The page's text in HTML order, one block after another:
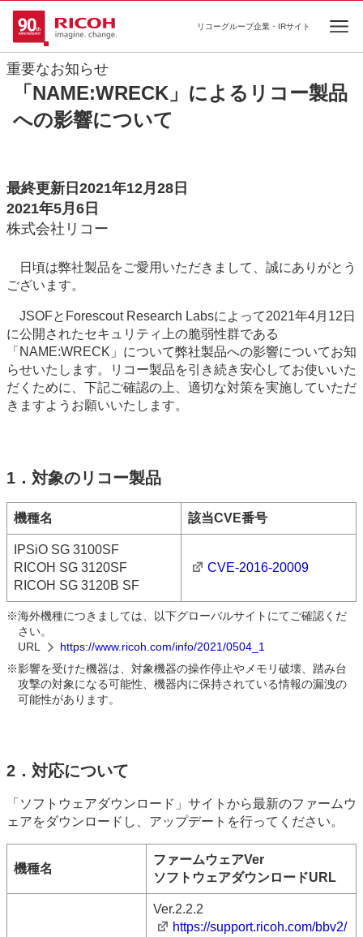
リコーグループ企業・IRサイト
重要なお知らせ
「NAME:WRECK」によるリコー製品
への影響について
最終更新日2021年12月28日
2021年5月6日
株式会社リコー
日頃は弊社製品をご愛用いただきまして、誠にありがとう
ございます。
JSOFとForescout Research Labsによって2021年4月12日
に公開されたセキュリティ上の脆弱性群である
「NAME:WRECK」について弊社製品への影響についてお知
らせいたします。リコー製品を引き続き安心してお使いいた
だくために、下記ご確認の上、適切な対策を実施していただ
きますようお願いいたします。
1．対象のリコー製品
機種名 該当CVE番号
IPSiO SG 3100SF
RICOH SG 3120SF
RICOH SG 3120B SF
CVE-2016-20009
※海外機種につきましては、以下グローバルサイトにてご確認くだ
さい。
URL
https://www.ricoh.com/info/2021/0504_1
※影響を受けた機器は、対象機器の操作停止やメモリ破壊、踏み台
攻撃の対象になる可能性、機器内に保持されている情報の漏洩の
可能性があります。
2．対応について
「ソフトウェアダウンロード」サイトから最新のファームウ
ェアをダウンロードし、アップデートを行ってください。
機種名
ファームウェアVer
ソフトウェアダウンロードURL
Ver.2.2.2
https://support.ricoh.com/bbv2/